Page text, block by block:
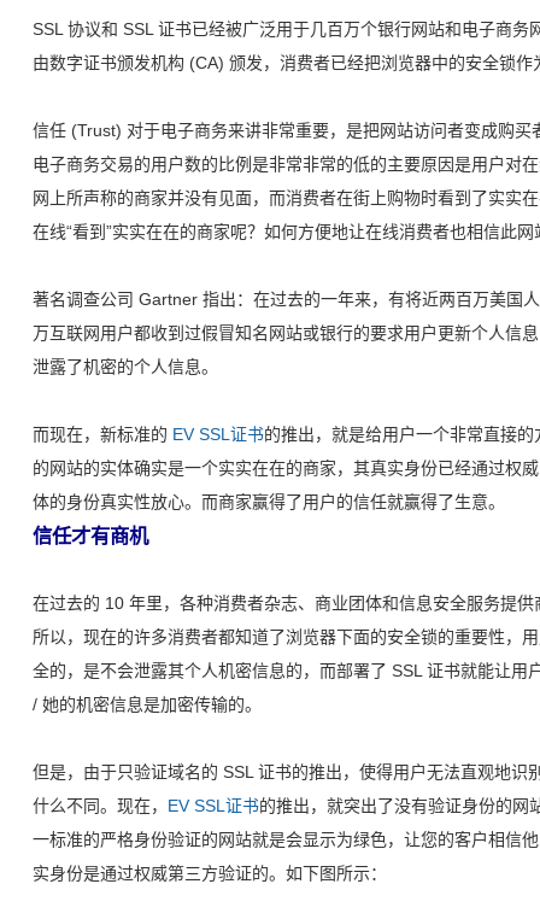
SSL 协议和 SSL 证书已经被广泛用于几百万个银行网站和电子商
由数字证书颁发机构 (CA) 颁发，消费者已经把浏览器中的安全锁
信任 (Trust) 对于电子商务来讲非常重要，是把网站访问者变成购
电子商务交易的用户数的比例是非常非常的低的主要原因是用户对
网上所声称的商家并没有见面，而消费者在街上购物时看到了实实
在线“看到”实实在在的商家呢？如何方便地让在线消费者也相信此
著名调查公司 Gartner 指出：在过去的一年来，有将近两百万美国
万互联网用户都收到过假冒知名网站或银行的要求用户更新个人信
泄露了机密的个人信息。
而现在，新标准的 EV SSL证书的推出，就是给用户一个非常直接
的网站的实体确实是一个实实在在的商家，其真实身份已经通过权
体的身份真实性放心。而商家赢得了用户的信任就赢得了生意。
信任才有商机
在过去的 10 年里，各种消费者杂志、商业团体和信息安全服务提
所以，现在的许多消费者都知道了浏览器下面的安全锁的重要性，
全的，是不会泄露其个人机密信息的，而部署了 SSL 证书就能让
/ 她的机密信息是加密传输的。
但是，由于只验证域名的 SSL 证书的推出，使得用户无法直观地
什么不同。现在， EV SSL证书的推出，就突出了没有验证身份的网
一标准的严格身份验证的网站就是会显示为绿色，让您的客户相信
实身份是通过权威第三方验证的。如下图所示：